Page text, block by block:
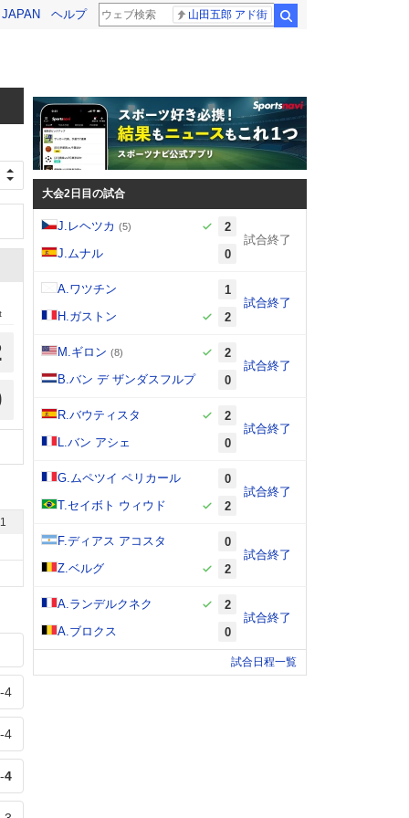
ヘルプ 山田五郎 アド街
-4
-4
-4
大会2日目の試合
J.レヘツカ (5)
2
J.ムナル
0
試合終了
A.ワツチン
1
H.ガストン
2
試合終了
M.ギロン (8)
2
B.バン デ ザンダスフルプ
0
試合終了
R.バウティスタ
2
L.バン アシェ
0
試合終了
G.ムペツイ ペリカール
0
T.セイボト ウィウド
2
試合終了
F.ディアス アコスタ
0
Z.ベルグ
2
試合終了
A.ランデルクネク
2
A.ブロクス
0
試合終了
試合日程一覧